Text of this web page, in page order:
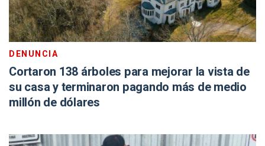
DENUNCIA
Cortaron 138 árboles para mejorar la vista de
su casa y terminaron pagando más de medio
millón de dólares